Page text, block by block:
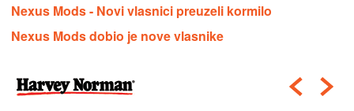
Nexus Mods - Novi vlasnici preuzeli kormilo
Nexus Mods dobio je nove vlasnike